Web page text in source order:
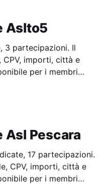
Aslto5
3 partecipazioni. Il
importi, città e
per i membri
Asl Pescara
17 partecipazioni.
CPV, importi, città e
per i membri